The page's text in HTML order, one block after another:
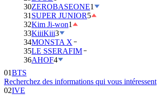
30ZEROBASEONE1
31 SUPER JUNIOR5
32Kim Ji-won1
33KiiiKiii3
34MONSTA X
35LE SSERAFIM
36AHOF4
Recherchez des informations qui vous intéressent
BTS
02IVE
03DAY6